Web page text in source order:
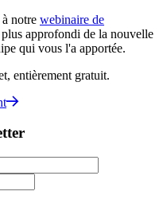
notre webinaire de
approfondi de la nouvelle
qui vous l'a apportée.
entièrement gratuit.